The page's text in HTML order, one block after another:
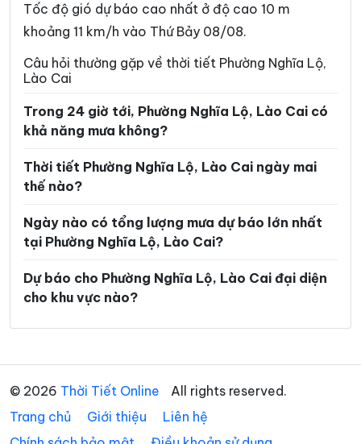
Xã Lùng Phình Xã Lương Thịnh
Xã Mậu A Xã Minh Lương
Xã Mỏ Vàng
Xã Mường Bo Xã Mường Hum
Xã Mường Khương Xã Mường Lai
Xã Nậm Chày
Xã Nghĩa Tâm Xã Ngũ Chỉ Sơn
Xã Pha Long Xã Phình Hồ
Xã Phong Dụ Hạ
Xã Si Ma Cai
Xã Sín Chéng Xã Sơn Lương
Tốc độ gió dự báo cao nhất ở độ cao 10 m
khoảng 11 km/h vào Thứ Bảy 08/08.
Câu hỏi thường gặp về thời tiết Phường Nghĩa Lộ,
Lào Cai
Trong 24 giờ tới, Phường Nghĩa Lộ, Lào Cai có
khả năng mưa không?
Thời tiết Phường Nghĩa Lộ, Lào Cai ngày mai
thế nào?
Ngày nào có tổng lượng mưa dự báo lớn nhất
tại Phường Nghĩa Lộ, Lào Cai?
Dự báo cho Phường Nghĩa Lộ, Lào Cai đại diện
cho khu vực nào?
© 2026 Thời Tiết Online
All rights reserved.
Trang chủ
Giới thiệu
Liên hệ